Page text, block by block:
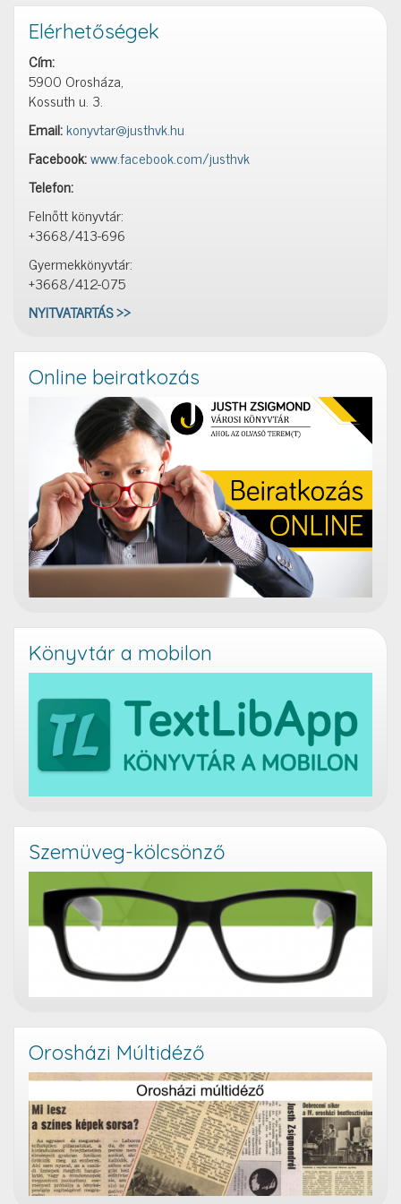
Elérhetőségek
Cím:
5900 Orosháza,
Kossuth u. 3.
Email:konyvtar@justhvk.hu
Facebook:www.facebook.com/justhvk
Telefon:
Felnőtt könyvtár:
+3668/413-696
Gyermekkönyvtár:
+3668/412-075
NYITVATARTÁS >>
Online beiratkozás
Könyvtár a mobilon
Szemüveg-kölcsönző
Orosházi Múltidéző